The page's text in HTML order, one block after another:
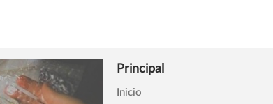
Principal
Inicio